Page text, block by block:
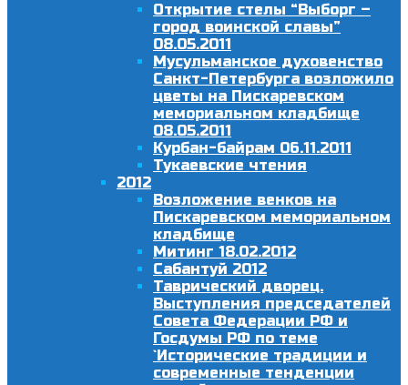
Открытие стелы “Выборг –
город воинской славы”
08.05.2011
Мусульманское духовенство
Санкт-Петербурга возложило
цветы на Пискаревском
мемориальном кладбище
08.05.2011
Курбан-байрам 06.11.2011
Тукаевские чтения
2012
Возложение венков на
Пискаревском мемориальном
кладбище
Митинг 18.02.2012
Сабантуй 2012
Таврический дворец.
Выступления председателей
Совета Федерации РФ и
Госдумы РФ по теме
`Исторические традиции и
современные тенденции